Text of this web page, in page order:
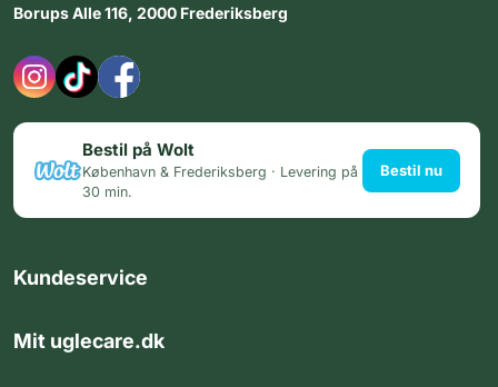
Borups Alle 116, 2000 Frederiksberg
Bestil på Wolt
København & Frederiksberg · Levering på
30 min.
Bestil nu
Kundeservice
Mit uglecare.dk